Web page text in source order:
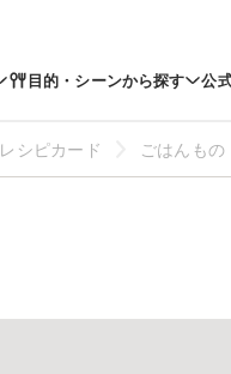
目的・シーンから探す 公
レシピカード ごはんもの